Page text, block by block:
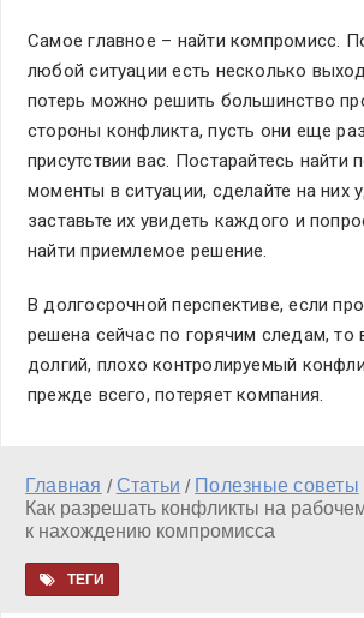
Самое главное – найти компромисс.
любой ситуации есть несколько
потерь можно решить большинство
стороны конфликта, пусть они еще
присутствии вас. Постарайтесь найти
моменты в ситуации, сделайте на них
заставьте их увидеть каждого и
найти приемлемое решение.
В долгосрочной перспективе, если
решена сейчас по горячим следам, то
долгий, плохо контролируемый
прежде всего, потеряет компания.
Главная / Статьи / Полезные советы
Как разрешать конфликты на
к нахождению компромисса
ТЕГИ